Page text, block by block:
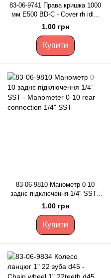
83-06-9741 Права кришка 1000
мм E500 BD-C - Cover rh idler
1000mm E500 BD-C
1.00 грн
Купити
83-06-9810 Манометр 0-10
заднє підключення 1/4" SST -
Manometer 0-10 rear connection
1/4" SST
1.00 грн
Купити